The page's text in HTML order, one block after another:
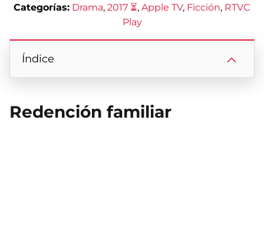
Categorías: Drama, 2017 ⏳, Apple TV, Ficción, RTVC
Play
Índice
Redención familiar